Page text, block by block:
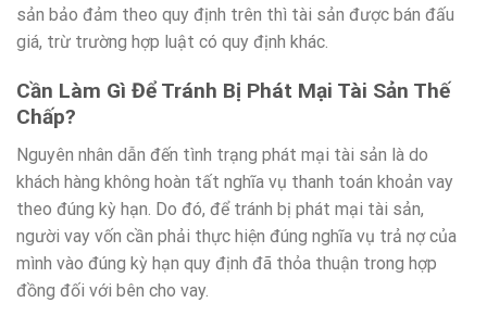
sản bảo đảm theo quy định trên thì tài sản được bán đấu
giá, trừ trường hợp luật có quy định khác.
Cần Làm Gì Để Tránh Bị Phát Mại Tài Sản Thế
Chấp?
Nguyên nhân dẫn đến tình trạng phát mại tài sản là do
khách hàng không hoàn tất nghĩa vụ thanh toán khoản vay
theo đúng kỳ hạn. Do đó, để tránh bị phát mại tài sản,
người vay vốn cần phải thực hiện đúng nghĩa vụ trả nợ của
mình vào đúng kỳ hạn quy định đã thỏa thuận trong hợp
đồng đối với bên cho vay.